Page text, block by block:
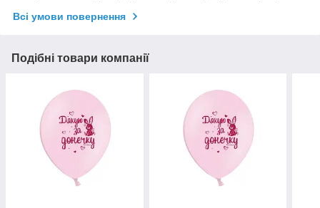
Всі умови повернення
Подібні товари компанії